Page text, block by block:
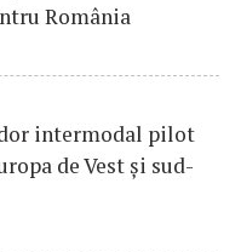
România
intermodal pilot
de Vest și sud-